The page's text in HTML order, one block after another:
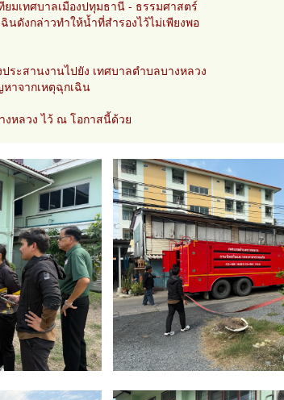
มเทศบาลเมืองปทุมธานี - ธรรมศาสตร์
ดังกล่าวทำให้น้ำที่สำรองไว้ไม่เพียงพอ
ะสานงานไปยัง เทศบาลตำบลบางหลวง
าจากเหตุฉุกเฉิน
หลวง ไว้ ณ โอกาสนี้ด้วย